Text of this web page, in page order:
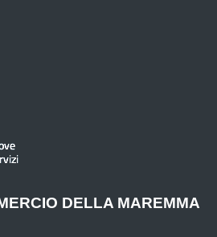
DELLA MAREMMA